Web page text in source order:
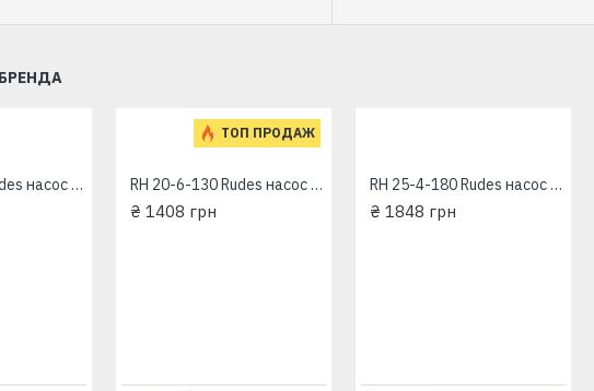
RH 20-4-130 Rudes насос циркуляционный
ТОП ПРОДАЖ
RH 20-6-130 Rudes насос циркуляционный
₴ 1408 грн
RH 25-4-180 Rudes насос циркуляционный
₴ 1848 грн